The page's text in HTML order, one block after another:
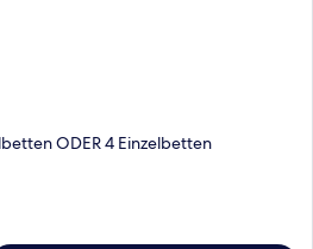
ODER 4 Einzelbetten